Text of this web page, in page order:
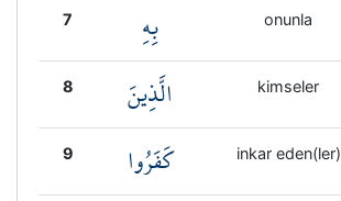
7 بِهِ onunla
8 الَّذِينَ kimseler
9 كَفَرُوا inkar eden(ler)